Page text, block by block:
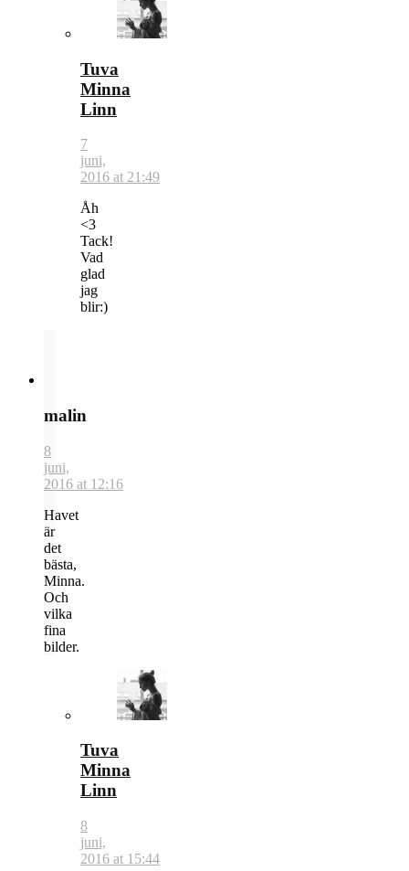
Tuva
Minna
Linn
7
juni,
2016 at 21:49
Åh
<3
Tack!
Vad
glad
jag
blir:)
malin
8
juni,
2016 at 12:16
Havet
är
det
bästa,
Minna.
Och
vilka
fina
bilder.
Tuva
Minna
Linn
8
juni,
2016 at 15:44